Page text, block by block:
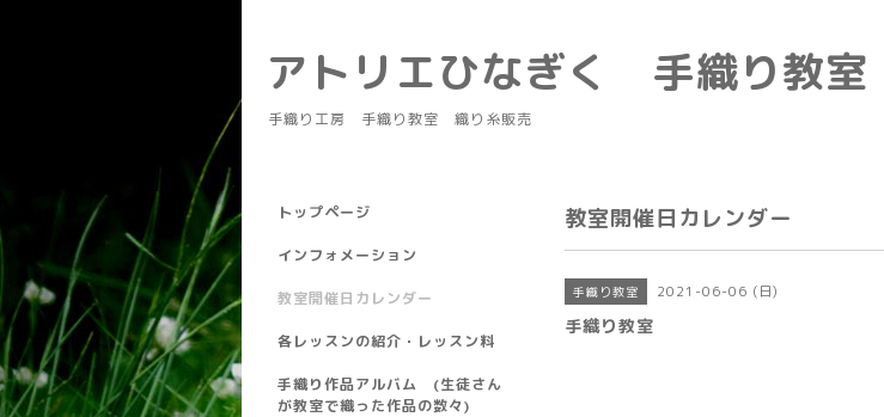
アトリエひなぎく 手織り教室
手織り工房 手織り教室 織り糸販売
教室開催日カレンダー
手織り教室 2021-06-06 (日)
手織り教室
トップページ
インフォメーション
教室開催日カレンダー
各レッスンの紹介・レッスン料
手織り作品アルバム (生徒さん
が教室で織った作品の数々)